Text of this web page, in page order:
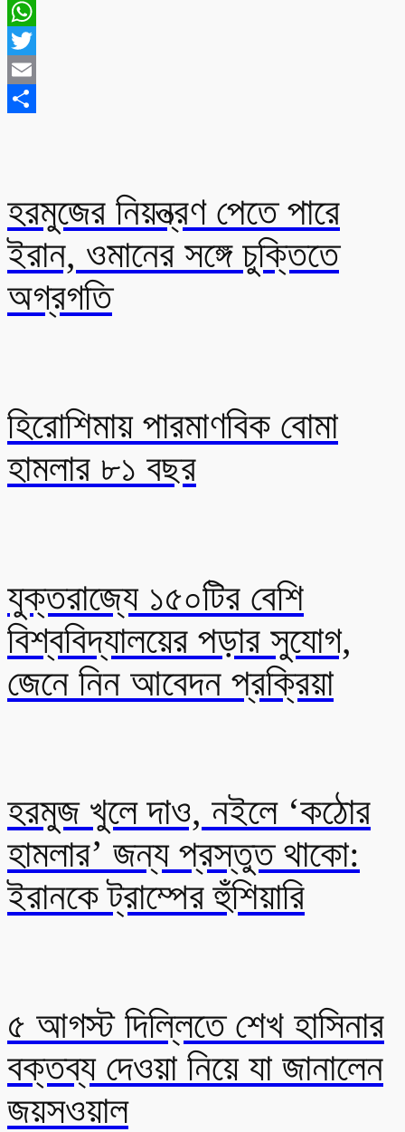
Messenger
WhatsApp
Twitter
Email
হরমুজের নিয়ন্ত্রণ পেতে পারে
ইরান, ওমানের সঙ্গে চুক্তিতে
অগ্রগতি
হিরোশিমায় পারমাণবিক বোমা
হামলার ৮১ বছর
যুক্তরাজ্যে ১৫০টির বেশি
বিশ্ববিদ্যালয়ের পড়ার সুযোগ,
জেনে নিন আবেদন প্রক্রিয়া
হরমুজ খুলে দাও, নইলে ‘কঠোর
হামলার’ জন্য প্রস্তুত থাকো:
ইরানকে ট্রাম্পের হুঁশিয়ারি
৫ আগস্ট দিল্লিতে শেখ হাসিনার
বক্তব্য দেওয়া নিয়ে যা জানালেন
জয়সওয়াল